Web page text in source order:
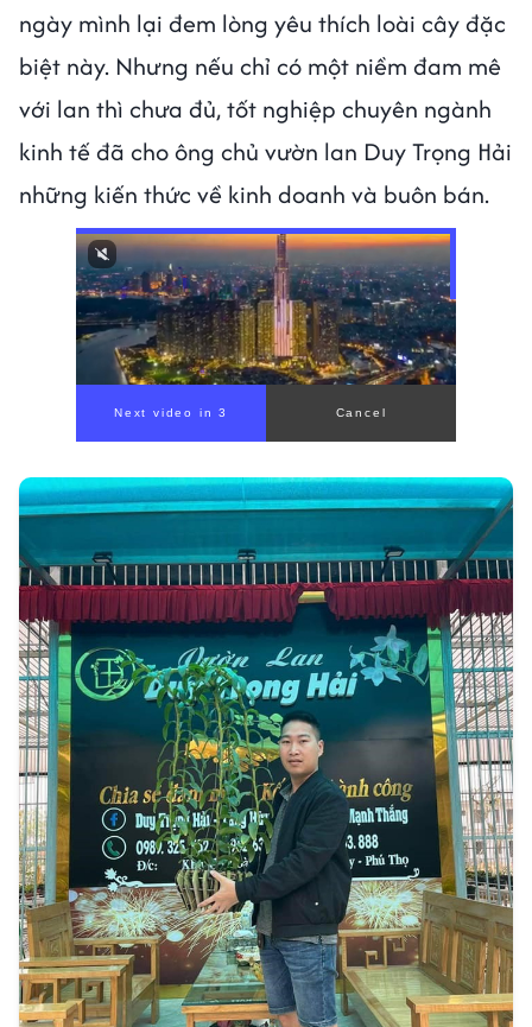
ngày mình lại đem lòng yêu thích loài cây đặc
biệt này. Nhưng nếu chỉ có một niềm đam mê
với lan thì chưa đủ, tốt nghiệp chuyên ngành
kinh tế đã cho ông chủ vườn lan Duy Trọng Hải
những kiến thức về kinh doanh và buôn bán.